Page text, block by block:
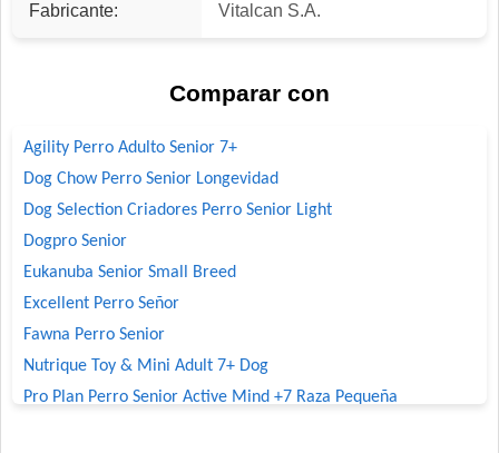
Fabricante: Vitalcan S.A.
Comparar con
Agility Perro Adulto Senior 7+
Dog Chow Perro Senior Longevidad
Dog Selection Criadores Perro Senior Light
Dogpro Senior
Eukanuba Senior Small Breed
Excellent Perro Señor
Fawna Perro Senior
Nutrique Toy & Mini Adult 7+ Dog
Pro Plan Perro Senior Active Mind +7 Raza Pequeña